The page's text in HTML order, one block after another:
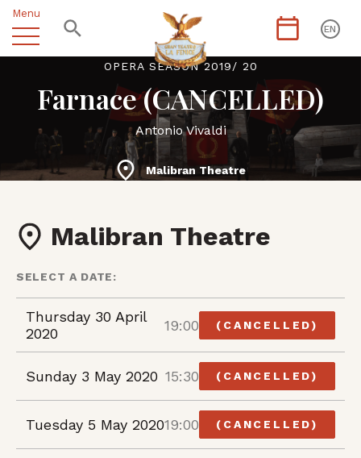
Menu
EN
OPERA SEASON 2019/ 20
Farnace (CANCELLED)
Antonio Vivaldi
Malibran Theatre
Malibran Theatre
SELECT A DATE:
Thursday 30 April
2020
19:00 (CANCELLED)
Sunday 3 May 2020 15:30 (CANCELLED)
Tuesday 5 May 202019:00 (CANCELLED)